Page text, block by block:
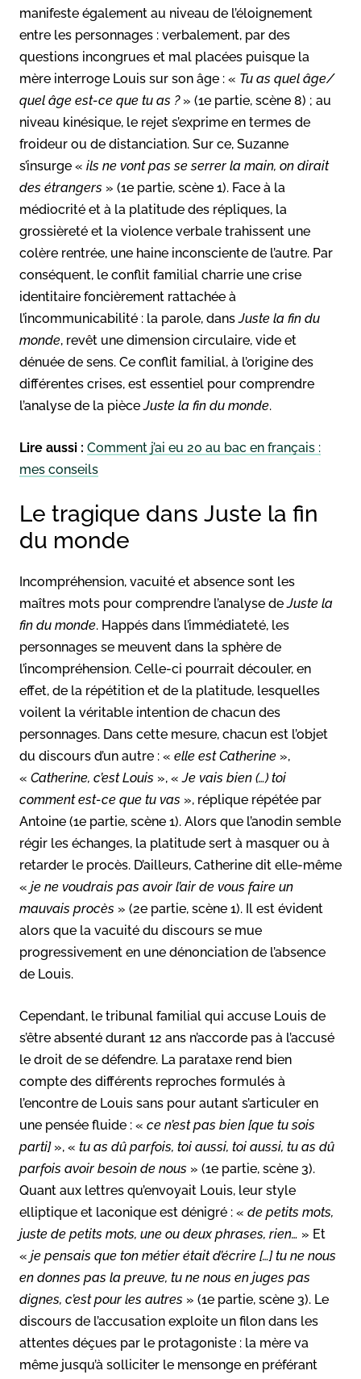
manifeste également au niveau de l’éloignement
entre les personnages : verbalement, par des
questions incongrues et mal placées puisque la
mère interroge Louis sur son âge : « Tu as quel âge/
quel âge est-ce que tu as ? » (1e partie, scène 8) ; au
niveau kinésique, le rejet s’exprime en termes de
froideur ou de distanciation. Sur ce, Suzanne
s’insurge « ils ne vont pas se serrer la main, on dirait
des étrangers » (1e partie, scène 1). Face à la
médiocrité et à la platitude des répliques, la
grossièreté et la violence verbale trahissent une
colère rentrée, une haine inconsciente de l’autre. Par
conséquent, le conflit familial charrie une crise
identitaire foncièrement rattachée à
l’incommunicabilité : la parole, dansJuste la fin du
monde, revêt une dimension circulaire, vide et
dénuée de sens. Ce conflit familial, à l’origine des
différentes crises, est essentiel pour comprendre
l’analyse de la pièceJuste la fin du monde.
Lire aussi : Comment j’ai eu 20 au bac en français :
mes conseils
Le tragique dans Juste la fin
du monde
Incompréhension, vacuité et absence sont les
maîtres mots pour comprendre l’analyse deJuste la
fin du monde. Happés dans l’immédiateté, les
personnages se meuvent dans la sphère de
l’incompréhension. Celle-ci pourrait découler, en
effet, de la répétition et de la platitude, lesquelles
voilent la véritable intention de chacun des
personnages. Dans cette mesure, chacun est l’objet
du discours d’un autre : « elle est Catherine »,
« Catherine, c’est Louis », «Je vais bien (…) toi
comment est-ce que tu vas », réplique répétée par
Antoine (1e partie, scène 1). Alors que l’anodin semble
régir les échanges, la platitude sert à masquer ou à
retarder le procès. D’ailleurs, Catherine dit elle-même
« je ne voudrais pas avoir l’air de vous faire un
mauvais procès » (2e partie, scène 1). Il est évident
alors que la vacuité du discours se mue
progressivement en une dénonciation de l’absence
de Louis.
Cependant, le tribunal familial qui accuse Louis de
s’être absenté durant 12 ans n’accorde pas à l’accusé
le droit de se défendre. La parataxe rend bien
compte des différents reproches formulés à
l’encontre de Louis sans pour autant s’articuler en
une pensée fluide : « ce n’est pas bien [que tu sois
parti] », « tu as dû parfois, toi aussi, toi aussi, tu as dû
parfois avoir besoin de nous » (1e partie, scène 3).
Quant aux lettres qu’envoyait Louis, leur style
elliptique et laconique est dénigré : « de petits mots,
juste de petits mots, une ou deux phrases, rien… » Et
« je pensais que ton métier était d’écrire […] tu ne nous
en donnes pas la preuve, tu ne nous en juges pas
dignes, c’est pour les autres » (1e partie, scène 3). Le
discours de l’accusation exploite un filon dans les
attentes déçues par le protagoniste : la mère va
même jusqu’à solliciter le mensonge en préférant